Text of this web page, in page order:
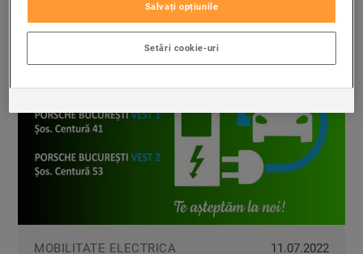
MOBILITATE ELECTRICA 11.07.2022
Salvați opțiunile
Setări cookie-uri